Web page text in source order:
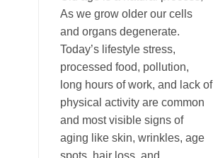
As we grow older our cells
and organs degenerate.
Today’s lifestyle stress,
processed food, pollution,
long hours of work, and lack of
physical activity are common
and most visible signs of
aging like skin, wrinkles, age
spots, hair loss, and